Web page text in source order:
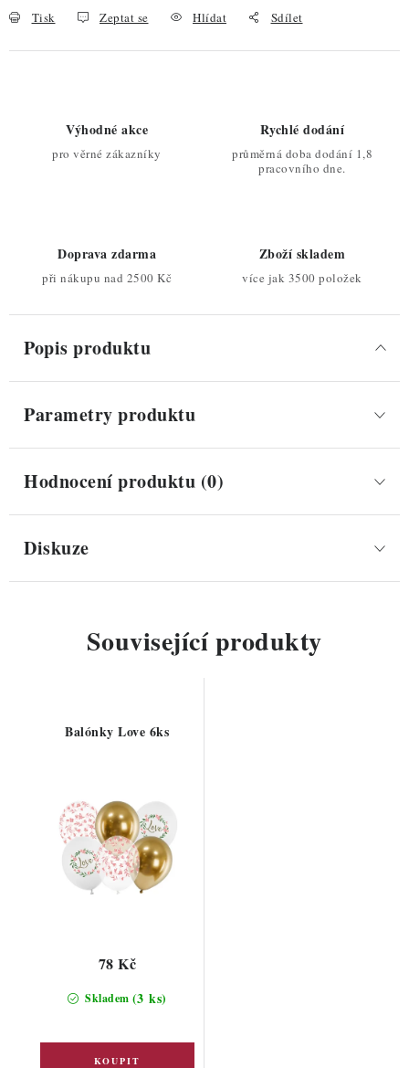
Tisk Zeptat se Hlídat Sdílet
Výhodné akce
pro věrné zákazníky
Rychlé dodání
průměrná doba dodání 1,8
pracovního dne.
Doprava zdarma
při nákupu nad 2500 Kč
Zboží skladem
více jak 3500 položek
Popis produktu
Parametry produktu
Hodnocení produktu (0)
Diskuze
Související produkty
Balónky Love 6ks
Skladem (3 ks)
78 Kč